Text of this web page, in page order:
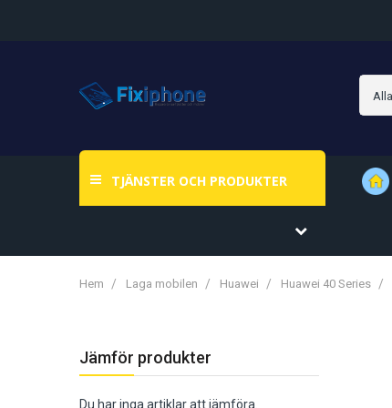
TJÄNSTER OCH PRODUKTER
Hem Laga mobilen Huawei Huawei 40 Series
Jämför produkter
Du har inga artiklar att jämföra.